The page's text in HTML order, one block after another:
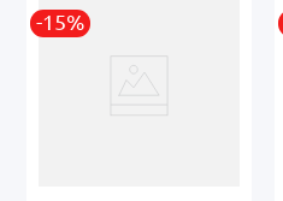
-15%